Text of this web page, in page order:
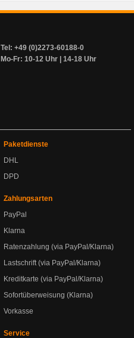
Tel: +49 (0)2273-60188-0
Mo-Fr: 10-12 Uhr | 14-18 Uhr
Paketdienste
DHL
DPD
Zahlungsarten
PayPal
Klarna
Ratenzahlung (via PayPal/Klarna)
Lastschrift (via PayPal/Klarna)
Kreditkarte (via PayPal/Klarna)
Sofortüberweisung (Klarna)
Vorkasse
Service